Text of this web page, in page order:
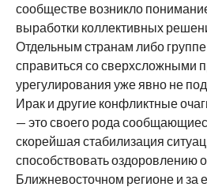
сообществе возникло
выработки коллективных
Отдельным странам либо группе
справиться со сверхсложными
урегулирования уже явно не
Ирак и другие конфликтные
— это своего рода
скорейшая стабилизация
способствовать оздоровлению
Ближневосточном регионе и за